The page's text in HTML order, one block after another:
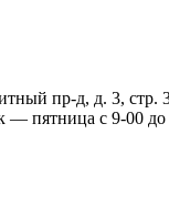
пр-д, д. 3, стр.
— пятница c 9-00 до